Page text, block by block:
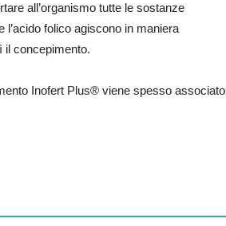
all’organismo tutte le sostanze
folico agiscono in maniera
il concepimento.
Inofert Plus® viene spesso associato